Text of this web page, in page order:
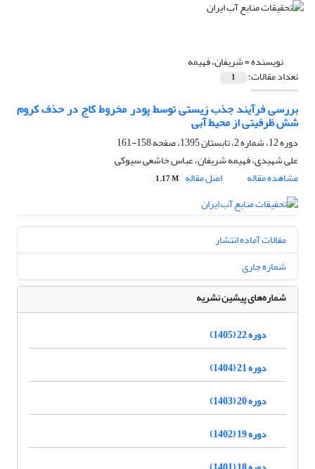
نویسنده =شریفان، فهیمه
تعداد مقالات: 1
بررسی فرآیند جذب زیستی توسط پودر مخروط کاج در حذف کروم
شش ظرفیتی از محیط آبی
دوره 12، شماره 2، تابستان 1395، صفحه
158-161
علی شهیدی، فهیمه شریفان، عباس خاشعی سیوکی
مشاهده مقاله
اصل مقاله 1.17 M
مقالات آماده انتشار
شماره جاری
شماره‌های پیشین نشریه
دوره 22 (1405)
دوره 21 (1404)
دوره 20 (1403)
دوره 19 (1402)